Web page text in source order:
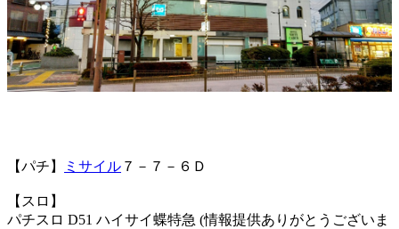
【パチ】 ミサイル ７－７－６Ｄ
【スロ】
パチスロ D51 ハイサイ蝶特急 (情報提供ありがとうございま